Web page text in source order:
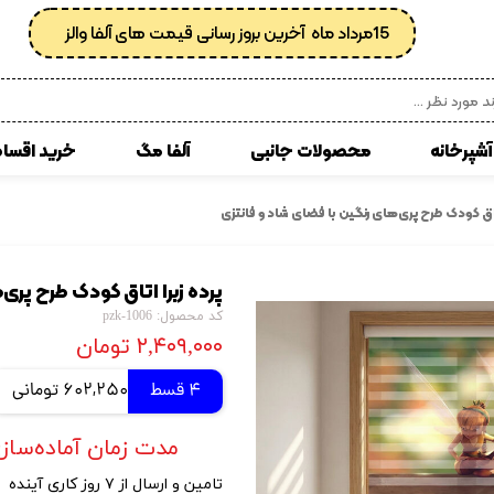
15مرداد ماه آخرین بروز رسانی قیمت های آلفا والز
مصنوعی
کاغذدیواری رولی
کاغذدیواری ساده
کاغذ دیواری پتینه
کاغذدیواری طرح دار
کاغذدیواری اداری
محصولات جانبی آلفا مگ خرید
کودک طرح پری‌های رنگین با فضای شاد و فانتزی
پرده زبرا اتاق کودک طرح
کد محصول: pzk-1006
۲,۴۰۹,۰۰۰ تومان
4 قسط 602,250 تومانی
مدت زمان آماده‌سازی و
تامین و ارسال از ۷ روز کاری آینده